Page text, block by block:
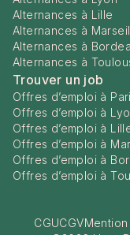
Alternances à Lille
Alternances à
Alternances à
Alternances à
Trouver un job
Offres d’emploi à
Offres d’emploi à
Offres d’emploi à
Offres d’emploi à
Offres d’emploi à
Offres d’emploi à
CGUCGV